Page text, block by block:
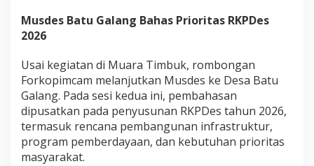
Musdes Batu Galang Bahas Prioritas RKPDes
2026
Usai kegiatan di Muara Timbuk, rombongan
Forkopimcam melanjutkan Musdes ke Desa Batu
Galang. Pada sesi kedua ini, pembahasan
dipusatkan pada penyusunan RKPDes tahun 2026,
termasuk rencana pembangunan infrastruktur,
program pemberdayaan, dan kebutuhan prioritas
masyarakat.